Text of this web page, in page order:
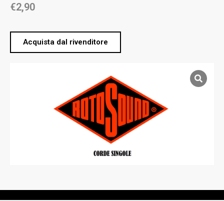
€2,90
Acquista dal rivenditore